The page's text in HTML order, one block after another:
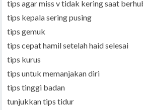
tips agar miss v tidak kering saat
tips kepala sering pusing
tips gemuk
tips cepat hamil setelah haid selesai
tips kurus
tips untuk memanjakan diri
tips tinggi badan
tunjukkan tips tidur